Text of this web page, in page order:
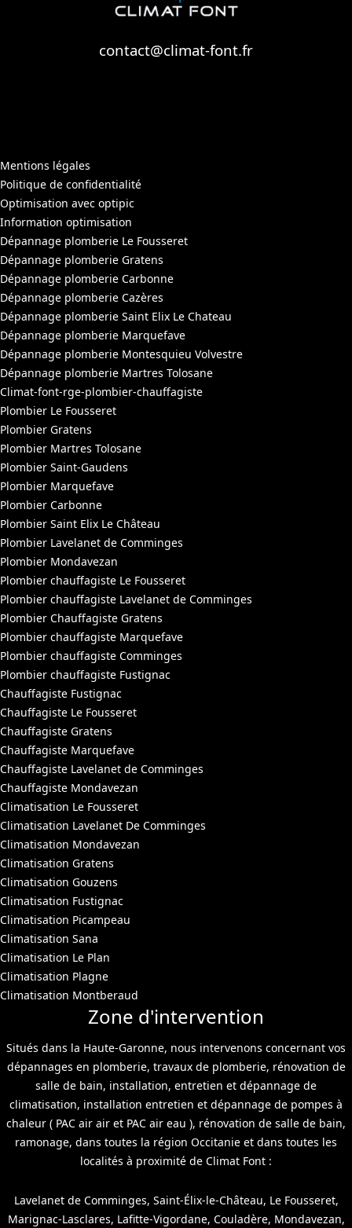
contact@climat-font.fr
Mentions légales
Politique de confidentialité
Optimisation avec optipic
Information optimisation
Dépannage plomberie Le Fousseret
Dépannage plomberie Gratens
Dépannage plomberie Carbonne
Dépannage plomberie Cazères
Dépannage plomberie Saint Elix Le Chateau
Dépannage plomberie Marquefave
Dépannage plomberie Montesquieu Volvestre
Dépannage plomberie Martres Tolosane
Climat-font-rge-plombier-chauffagiste
Plombier Le Fousseret
Plombier Gratens
Plombier Martres Tolosane
Plombier Saint-Gaudens
Plombier Marquefave
Plombier Carbonne
Plombier Saint Elix Le Château
Plombier Lavelanet de Comminges
Plombier Mondavezan
Plombier chauffagiste Le Fousseret
Plombier chauffagiste Lavelanet de Comminges
Plombier Chauffagiste Gratens
Plombier chauffagiste Marquefave
Plombier chauffagiste Comminges
Plombier chauffagiste Fustignac
Chauffagiste Fustignac
Chauffagiste Le Fousseret
Chauffagiste Gratens
Chauffagiste Marquefave
Chauffagiste Lavelanet de Comminges
Chauffagiste Mondavezan
Climatisation Le Fousseret
Climatisation Lavelanet De Comminges
Climatisation Mondavezan
Climatisation Gratens
Climatisation Gouzens
Climatisation Fustignac
Climatisation Picampeau
Climatisation Sana
Climatisation Le Plan
Climatisation Plagne
Climatisation Montberaud
Zone d'intervention
Situés dans la Haute-Garonne, nous intervenons concernant vos
dépannages en plomberie, travaux de plomberie, rénovation de
salle de bain, installation, entretien et dépannage de
climatisation, installation entretien et dépannage de pompes à
chaleur ( PAC air air et PAC air eau ), rénovation de salle de bain,
ramonage, dans toutes la région Occitanie et dans toutes les
localités à proximité de Climat Font :
Lavelanet de Comminges, Saint-Élix-le-Château, Le Fousseret,
Marignac-Lasclares, Lafitte-Vigordane, Couladère, Mondavezan,